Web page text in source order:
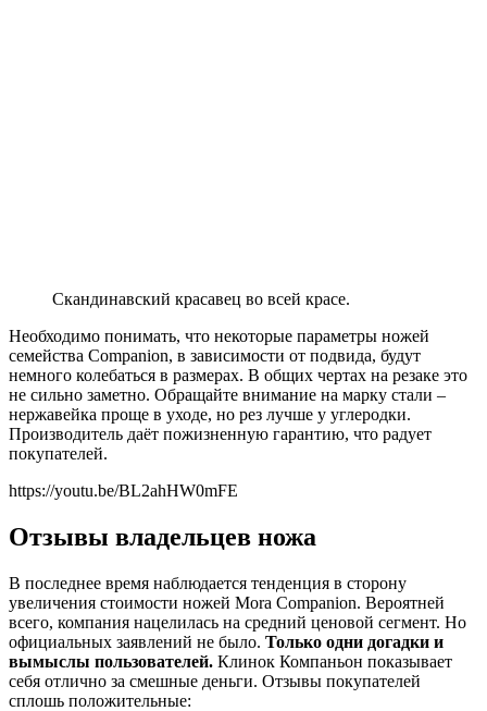
Скандинавский красавец во всей красе.
Необходимо понимать, что некоторые параметры ножей
семейства Companion, в зависимости от подвида, будут
немного колебаться в размерах. В общих чертах на резаке это
не сильно заметно. Обращайте внимание на марку стали –
нержавейка проще в уходе, но рез лучше у углеродки.
Производитель даёт пожизненную гарантию, что радует
покупателей.
https://youtu.be/BL2ahHW0mFE
Отзывы владельцев ножа
В последнее время наблюдается тенденция в сторону
увеличения стоимости ножей Mora Companion. Вероятней
всего, компания нацелилась на средний ценовой сегмент. Но
официальных заявлений не было. Только одни догадки и
вымыслы пользователей. Клинок Компаньон показывает
себя отлично за смешные деньги. Отзывы покупателей
сплошь положительные: